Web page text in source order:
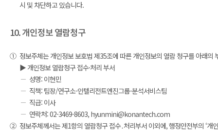
시 및 차단하고 있습니다.
10. 개인정보 열람청구
① 정보주체는 개인정보 보호법 제35조에 따른 개인정보의 열람 청구를 아래
▶ 개인정보 열람청구 접수·처리 부서
성명: 이현민
직책: 팀장/연구소-인텔리전트엔진그룹-분석서비스팀
직급: 이사
연락처: 02-3469-8603, hyunmini@konantech.com
② 정보주체께서는 제1항의 열람청구 접수․처리부서 이외에, 행정안전부의 ‘